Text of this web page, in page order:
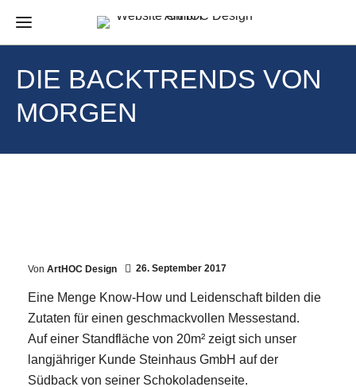
DIE BACKTRENDS VON
MORGEN
Von ArtHOC Design 26. September 2017
Eine Menge Know-How und Leidenschaft bilden die
Zutaten für einen geschmackvollen Messestand.
Auf einer Standfläche von 20m² zeigt sich unser
langjähriger Kunde Steinhaus GmbH auf der
Südback von seiner Schokoladenseite.